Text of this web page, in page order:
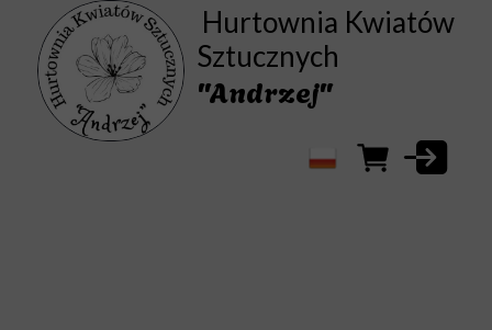
Hurtownia Kwiatów
Sztucznych
"Andrzej"